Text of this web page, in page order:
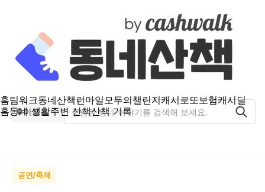
홈팀워크동네산책런마일모두의챌린지캐시로또보험캐시딜
홈동네 생활주변 산책산책 기록
아포읍
공연/축제